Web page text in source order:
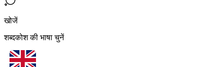
खोजें
शब्दकोश की भाषा चुनें